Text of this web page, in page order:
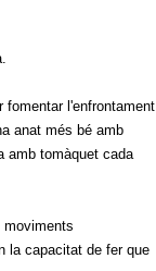
l'enfrontament
anat més bé amb
amb tomàquet cada
la capacitat de fer que